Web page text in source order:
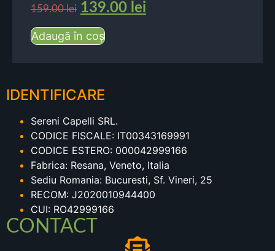
159.00lei 139.00 lei
Adaugă în coș
IDENTIFICARE
Sereni Capelli SRL.
CODICE FISCALE: IT00343169991
CODICE ESTERO: 000042999166
Fabrica: Resana, Veneto, Italia
Sediu Romania: Bucuresti, Sf. Vineri, 25
RECOM: J2020010944400
CUI: RO42999166
CONTACT